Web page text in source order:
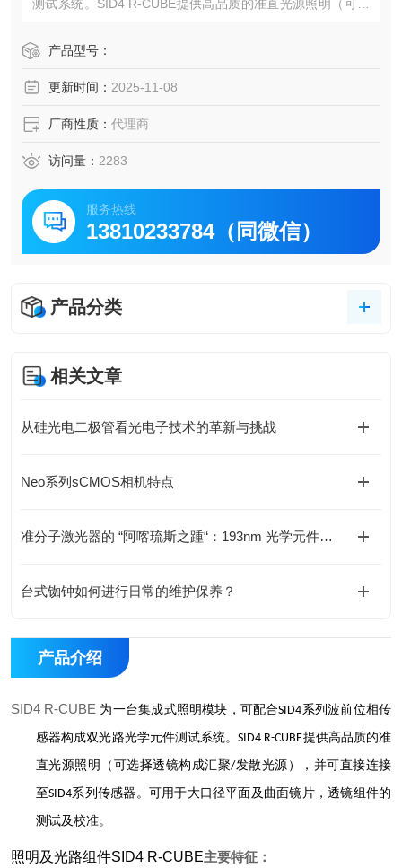
测试系统。SID4 R-CUBE提供高品质的准直光源照明（可选
器。可用于大口径平面及曲面镜片，透镜组件的测试及校
产品型号：
更新时间： 2025-11-08
厂商性质： 代理商
访问量： 2283
服务热线
13810233784（同微信）
产品分类
相关文章
从硅光电二极管看光电子技术的革新与挑战
Neo系列sCMOS相机特点
准分子激光器的 “阿喀琉斯之踵“：193nm 光学元件损伤瓶颈如何破解？
台式铷钟如何进行日常的维护保养？
产品介绍
SID4 R-CUBE 为一台集成式照明模块，可配合SID4系列波前位相传
感器构成双光路光学元件测试系统。SID4 R-CUBE提供高品质的准
直光源照明（可选择透镜构成汇聚/发散光源），并可直接连接
至SID4系列传感器。可用于大口径平面及曲面镜片，透镜组件的
测试及校准。
照明及光路组件SID4 R-CUBE主要特征：